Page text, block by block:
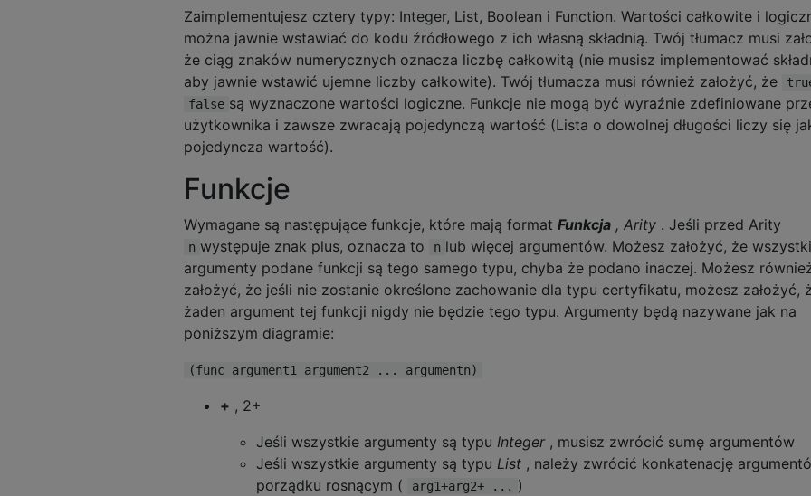
Zaimplementujesz cztery typy: Integer, List, Boolean i Function. Wartości całkowite i
można jawnie wstawiać do kodu źródłowego z ich własną składnią. Twój tłumacz musi
że ciąg znaków numerycznych oznacza liczbę całkowitą (nie musisz implementować
aby jawnie wstawić ujemne liczby całkowite). Twój tłumacza musi również założyć, że
false są wyznaczone wartości logiczne. Funkcje nie mogą być wyraźnie zdefiniowane
użytkownika i zawsze zwracają pojedynczą wartość (Lista o dowolnej długości liczy się
pojedyncza wartość).
Funkcje
Wymagane są następujące funkcje, które mają format Funkcja , Arity . Jeśli przed Arity
n występuje znak plus, oznacza to n lub więcej argumentów. Możesz założyć, że
argumenty podane funkcji są tego samego typu, chyba że podano inaczej. Możesz
założyć, że jeśli nie zostanie określone zachowanie dla typu certyfikatu, możesz założyć,
żaden argument tej funkcji nigdy nie będzie tego typu. Argumenty będą nazywane jak na
poniższym diagramie:
(func argument1 argument2 ... argumentn)
+ , 2+
Jeśli wszystkie argumenty są typu Integer , musisz zwrócić sumę argumentów
Jeśli wszystkie argumenty są typu List , należy zwrócić konkatenację
porządku rosnącym (
arg1+arg2+ ... )